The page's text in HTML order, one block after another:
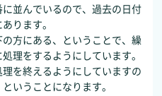
並んでいるので、過去の日付
ります。
方にある、ということで、繰
理をするようにしています。
を終えるようにしていますの
いうことになります。